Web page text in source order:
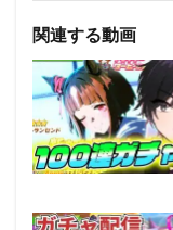
関連する動画